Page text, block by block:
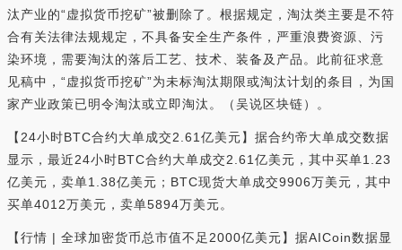
汰产业的“虚拟货币挖矿”被删除了。根据规定，淘汰类主要是不符
合有关法律法规规定，不具备安全生产条件，严重浪费资源、污
染环境，需要淘汰的落后工艺、技术、装备及产品。此前征求意
见稿中，“虚拟货币挖矿”为未标淘汰期限或淘汰计划的条目，为国
家产业政策已明令淘汰或立即淘汰。（吴说区块链）。
【24小时BTC合约大单成交2.61亿美元】据合约帝大单成交数据
显示，最近24小时BTC合约大单成交2.61亿美元，其中买单1.23
亿美元，卖单1.38亿美元；BTC现货大单成交9906万美元，其中
买单4012万美元，卖单5894万美元。
【行情 | 全球加密货币总市值不足2000亿美元】据AICoin数据显